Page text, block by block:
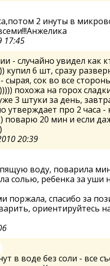
2 инуты в
17:45
- случайно увидел как
купил 6 шт, сразу
сок во все
похожа на горох
3 штуки за день,
утверждает про 2 часа
поварю 20 мин и если
20:39
воду, поварила
солью, ребенка за уши
поржала, спасибо за
ориентируйтесь
в воде без соли - все